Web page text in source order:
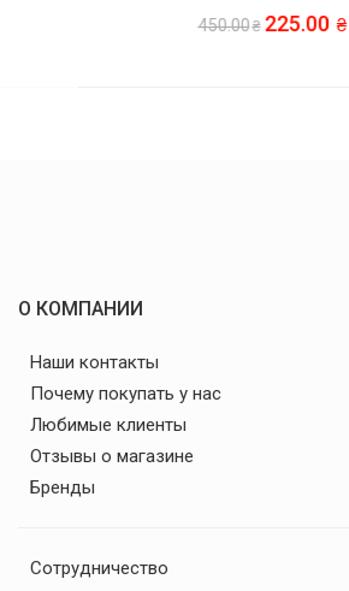
450.00 225.00
О КОМПАНИИ
Наши контакты
Почему покупать у нас
Любимые клиенты
Отзывы о магазине
Бренды
Сотрудничество